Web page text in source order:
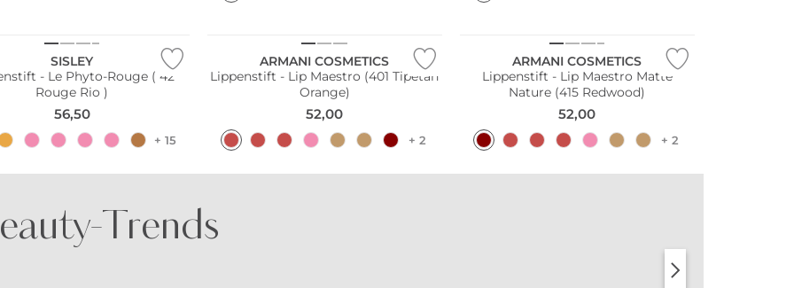
SISLEY
- Le Phyto-Rouge ( 42
Rouge Rio )
56,50
+ 15
ARMANI COSMETICS
Lippenstift - Lip Maestro (401 Tipetan
Orange)
52,00
+ 2
ARMANI COSMETICS
Lippenstift - Lip Maestro Matte
Nature (415 Redwood)
52,00
+ 2
Trends